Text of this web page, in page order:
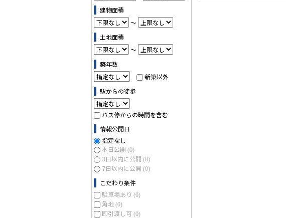
建物面積
～
土地面積
～
築年数
新築以外
駅からの徒歩
バス停からの時間を含む
情報公開日
指定なし
本日公開 (0)
3日以内に公開 (0)
7日以内に公開 (0)
こだわり条件
駐車場あり (0)
角地 (0)
即引渡し可 (0)